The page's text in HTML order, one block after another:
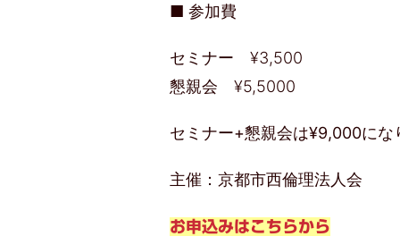
■ 参加費
セミナー ¥3,500
懇親会 ¥5,5000
セミナー+懇親会は¥9,000にな
主催：京都市西倫理法人会
お申込みはこちらから